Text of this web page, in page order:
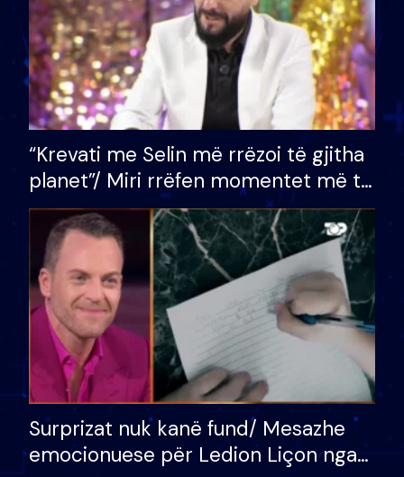
“Krevati me Selin më rrëzoi të gjitha
planet”/ Miri rrëfen momentet më të
bukura në shtëpinë e BB VIP: Do më
mungojë zilja e mëngjesit kur…
Surprizat nuk kanë fund/ Mesazhe
emocionuese për Ledion Liçon nga